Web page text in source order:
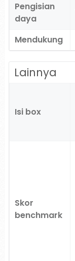
Pengisian
daya
Mendukung
Lainnya
Isi box
Skor
benchmark